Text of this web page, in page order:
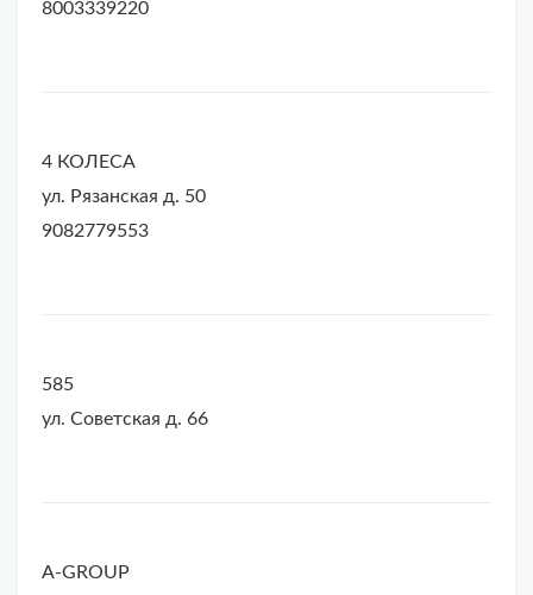
8003339220
4 КОЛЕСА
ул. Рязанская д. 50
9082779553
585
ул. Советская д. 66
A-GROUP